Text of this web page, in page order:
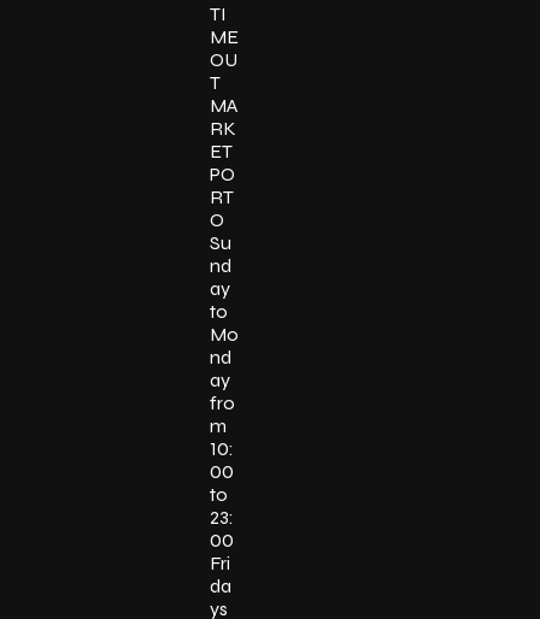
TI
ME
OU
T
MA
RK
ET
PO
RT
O
Su
nd
ay
to
Mo
nd
ay
fro
m
10:
00
to
23:
00
Fri
da
ys